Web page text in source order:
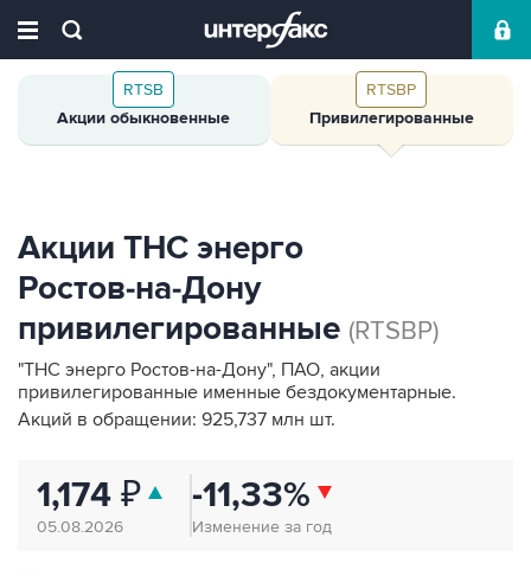
RTSB
Акции обыкновенные
RTSBP
Привилегированные
Акции ТНС энерго
Ростов‑на‑Дону
привилегированные (RTSBP)
"ТНС энерго Ростов-на-Дону", ПАО, акции
привилегированные именные бездокументарные.
Акций в обращении: 925,737 млн шт.
1,174 ₽
05.08.2026
-11,33%
Изменение за год